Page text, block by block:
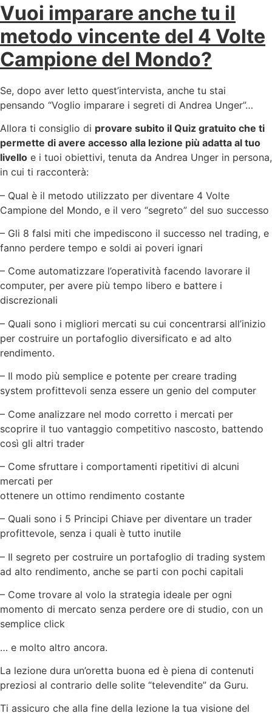
Vuoi imparare anche tu il
metodo vincente del 4 Volte
Campione del Mondo?
Se, dopo aver letto quest’intervista, anche tu stai
pensando “Voglio imparare i segreti di Andrea Unger”…
Allora ti consiglio di provare subito il Quiz gratuito che ti
permette di avere accesso alla lezione più adatta al tuo
livello e i tuoi obiettivi, tenuta da Andrea Unger in persona,
in cui ti racconterà:
– Qual è il metodo utilizzato per diventare 4 Volte
Campione del Mondo, e il vero “segreto” del suo successo
– Gli 8 falsi miti che impediscono il successo nel trading, e
fanno perdere tempo e soldi ai poveri ignari
– Come automatizzare l’operatività facendo lavorare il
computer, per avere più tempo libero e battere i
discrezionali
– Quali sono i migliori mercati su cui concentrarsi all’inizio
per costruire un portafoglio diversificato e ad alto
rendimento.
– Il modo più semplice e potente per creare trading
system profittevoli senza essere un genio del computer
– Come analizzare nel modo corretto i mercati per
scoprire il tuo vantaggio competitivo nascosto, battendo
così gli altri trader
– Come sfruttare i comportamenti ripetitivi di alcuni
mercati per
ottenere un ottimo rendimento costante
– Quali sono i 5 Principi Chiave per diventare un trader
profittevole, senza i quali è tutto inutile
– Il segreto per costruire un portafoglio di trading system
ad alto rendimento, anche se parti con pochi capitali
– Come trovare al volo la strategia ideale per ogni
momento di mercato senza perdere ore di studio, con un
semplice click
… e molto altro ancora.
La lezione dura un’oretta buona ed è piena di contenuti
preziosi al contrario delle solite “televendite” da Guru.
Ti assicuro che alla fine della lezione la tua visione del